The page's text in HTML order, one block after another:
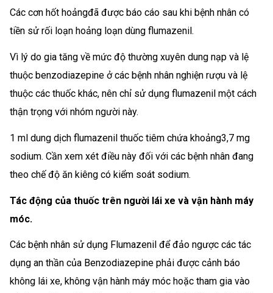
Các cơn hốt hoảngđã được báo cáo sau khi bệnh nhân có
tiền sử rối loạn hoảng loạn dùng flumazenil.
Vì lý do gia tăng về mức độ thường xuyên dung nạp và lệ
thuộc benzodiazepine ở các bệnh nhân nghiện rượu và lệ
thuộc các thuốc khác, nên chỉ sử dụng flumazenil một cách
thận trọng với nhóm người này.
1 ml dung dịch flumazenil thuốc tiêm chứa khoảng3,7 mg
sodium. Cần xem xét điều này đối với các bệnh nhân đang
theo chế độ ăn kiêng có kiểm soát sodium.
Tác động của thuốc trên người lái xe và vận hành máy
móc.
Các bệnh nhân sử dụng Flumazenil để đảo ngược các tác
dụng an thần của Benzodiazepine phải được cảnh báo
không lái xe, không vận hành máy móc hoặc tham gia vào